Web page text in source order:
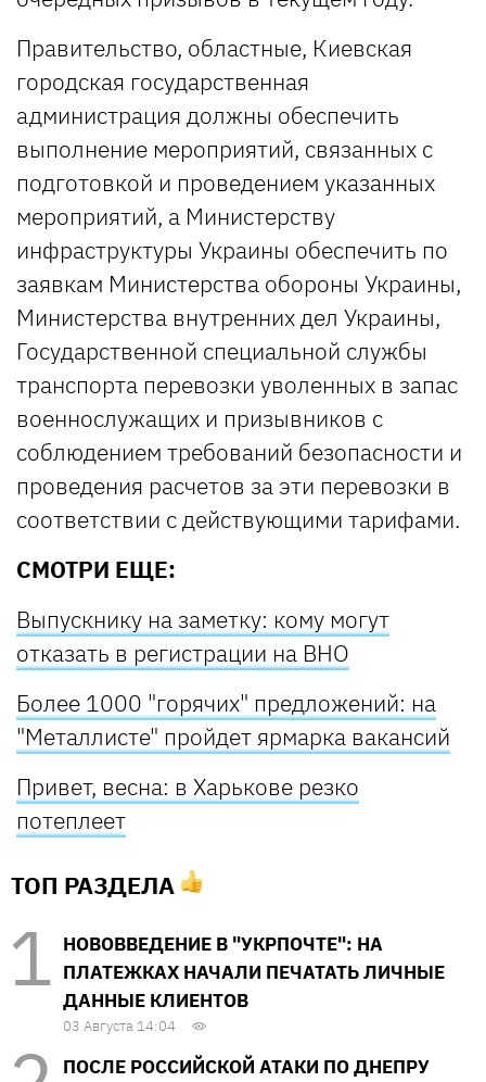
Правительство, областные, Киевская
городская государственная
администрация должны обеспечить
выполнение мероприятий, связанных с
подготовкой и проведением указанных
мероприятий, а Министерству
инфраструктуры Украины обеспечить по
заявкам Министерства обороны Украины,
Министерства внутренних дел Украины,
Государственной специальной службы
транспорта перевозки уволенных в запас
военнослужащих и призывников с
соблюдением требований безопасности и
проведения расчетов за эти перевозки в
соответствии с действующими тарифами.
СМОТРИ ЕЩЕ:
Выпускнику на заметку: кому могут
отказать в регистрации на ВНО
Более 1000 "горячих" предложений: на
"Металлисте" пройдет ярмарка вакансий
Привет, весна: в Харькове резко
потеплеет
ТОП РАЗДЕЛА
НОВОВВЕДЕНИЕ В "УКРПОЧТЕ": НА
ПЛАТЕЖКАХ НАЧАЛИ ПЕЧАТАТЬ ЛИЧНЫЕ
ДАННЫЕ КЛИЕНТОВ
03 Августа 14:04
ПОСЛЕ РОССИЙСКОЙ АТАКИ ПО ДНЕПРУ